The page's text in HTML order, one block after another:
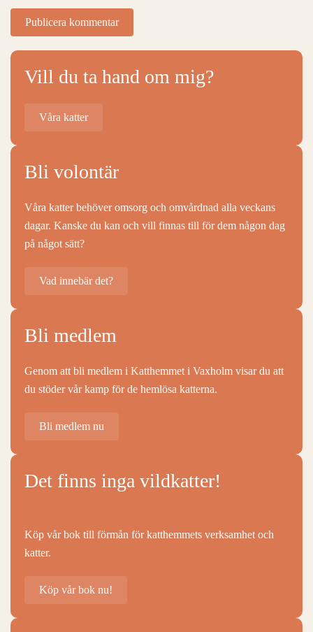
Publicera kommentar
Vill du ta hand om mig?
Våra katter
Bli volontär
Våra katter behöver omsorg och omvårdnad alla veckans
dagar. Kanske du kan och vill finnas till för dem någon dag
på något sätt?
Vad innebär det?
Bli medlem
Genom att bli medlem i Katthemmet i Vaxholm visar du att
du stöder vår kamp för de hemlösa katterna.
Bli medlem nu
Det finns inga vildkatter!
Köp vår bok till förmån för katthemmets verksamhet och
katter.
Köp vår bok nu!